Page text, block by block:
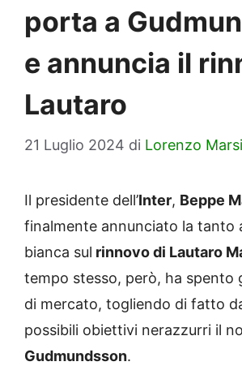
porta a
e annuncia il
Lautaro
21 Luglio 2024 di Lorenzo
Il presidente dell’Inter, Beppe
finalmente annunciato la tanto
bianca sul rinnovo di Lautaro
tempo stesso, però, ha spento
di mercato, togliendo di fatto
possibili obiettivi nerazzurri il
Gudmundsson.